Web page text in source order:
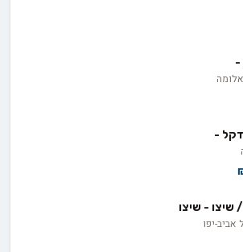
-
-
שיצו - שיצו
אביב-יפו